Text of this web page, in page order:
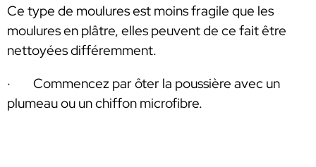
Ce type de moulures est moins fragile que les
moulures en plâtre, elles peuvent de ce fait être
nettoyées différemment.
· Commencez par ôter la poussière avec un
plumeau ou un chiffon microfibre.